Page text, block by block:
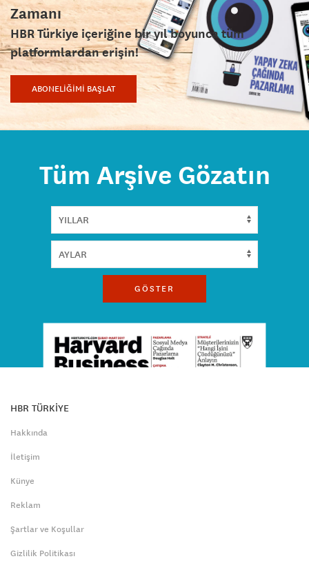
Zamanı
HBR Türkiye içeriğine bir yıl boyunca tüm
platformlardan erişin!
ABONELİĞİMİ BAŞLAT
Tüm Arşive Gözatın
GÖSTER
HBR TÜRKİYE
Hakkında
İletişim
Künye
Reklam
Şartlar ve Koşullar
Gizlilik Politikası